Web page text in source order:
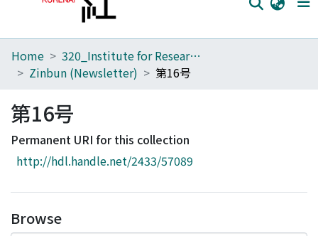
Home
Browse
Download Ranking
Access Statistics
Home
320_Institute for Research in Humanities
Zinbun (Newsletter)
第16号
第16号
Permanent URI for this collection
http://hdl.handle.net/2433/57089
Browse